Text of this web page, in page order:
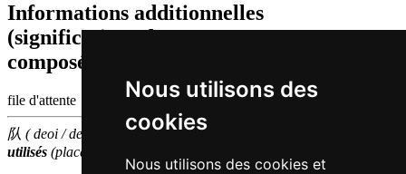
Nous utilisons des
cookies
Nous utilisons des cookies et
Informations additionnelles
(significations de composants, mots
composés etc.)
file d'attente | capitaine
队 ( deoi / deoi6 ) fait partie des500
utilisés (place